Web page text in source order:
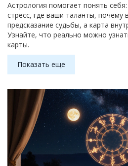
Астрология помогает понять
стресс, где ваши таланты, почему
предсказание судьбы, а карта
Узнайте, что реально можно
карты.
Показать еще